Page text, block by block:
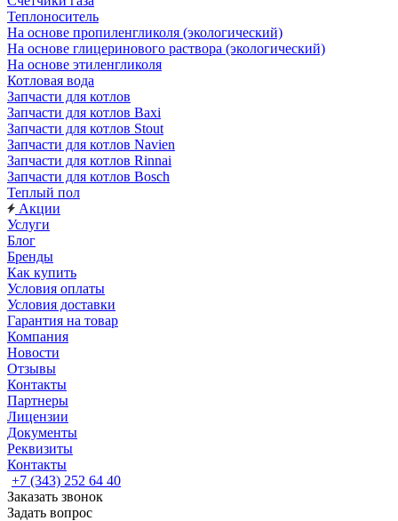
Теплоноситель
На основе пропиленгликоля (экологический)
На основе глицеринового раствора (экологический)
На основе этиленгликоля
Котловая вода
Запчасти для котлов
Запчасти для котлов Baxi
Запчасти для котлов Stout
Запчасти для котлов Navien
Запчасти для котлов Rinnai
Запчасти для котлов Bosch
Теплый пол
Акции
Услуги
Блог
Бренды
Как купить
Условия оплаты
Условия доставки
Гарантия на товар
Компания
Новости
Отзывы
Контакты
Партнеры
Лицензии
Документы
Реквизиты
Контакты
+7 (343) 252 64 40
Заказать звонок
Задать вопрос